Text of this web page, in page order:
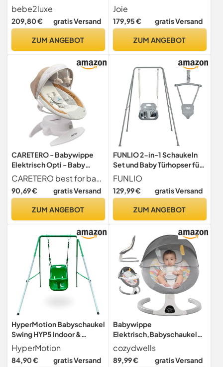
Baby (ELEKTRISCHE
BABYSCHAUKEL,
HOCHSTUHL,BABYWIPPE)
bebe2luxe
209,80 € gratis Versand
ZUM ANGEBOT
Abnehmbarer Wipper, 6
Schaukelgeschwindigkeite
n, 3 Liegepositionen,
Monate (0–9 kg), Farbe
Joie
179,95 € gratis Versand
ZUM ANGEBOT
CARETERO - Babywippe
Elektrisch Opti - Baby
Schaukel Elektronisch mit
DREI Funktionsmodi - 360
Grad - Moskitonetz -
Grad Drehung - Einstellung
CARETERO best for babies
90,69 € gratis Versand
ZUM ANGEBOT
FUNLIO 2-in-1 Schaukeln
Set und Baby Türhopser für
Kleinkinder, Schaukelset
für Kinder mit 4
Sandsäcken, Faltbarer
und draußen, einfach zu
aufzubewahren - Grau
FUNLIO
129,99 € gratis Versand
ZUM ANGEBOT
HyperMotion Babyschaukel
Swing HYP5 Indoor &
Outdoor - Stabile
Konstruktion mit
Sicherheitsgurt &
HyperMotion
84,90 € gratis Versand
Babywippe
Elektrisch,Babyschaukel
Indoor Bluetooth, 5
Schwinggeschwindigkeit,
3 Winkellage,
cozydwells
89,99 € gratis Versand